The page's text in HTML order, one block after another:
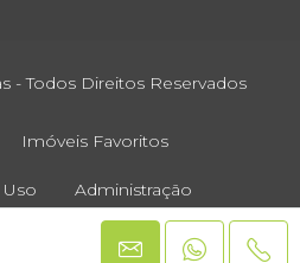
- Todos Direitos Reservados
Imóveis Favoritos
Administração